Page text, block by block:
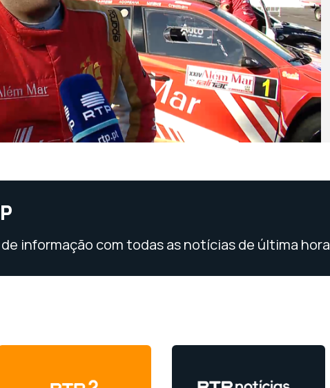
informação com todas as notícias de última hora